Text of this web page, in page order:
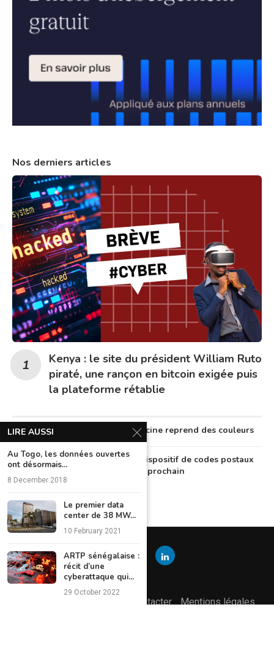
Nos derniers articles
Kenya : le site du président William Ruto
piraté, une rançon en bitcoin exigée puis
la plateforme rétablie
Au Nigeria, la télémédecine reprend des couleurs
Le Nigeria lancera un dispositif de codes postaux
numériques en octobre prochain
Nous contacter
Mentions légales
LIRE AUSSI
Au Togo, les données ouvertes
ont désormais...
8 December 2018
Le premier data
center de 38 MW...
10 February 2021
ARTP sénégalaise :
récit d’une
cyberattaque qui...
29 October 2022